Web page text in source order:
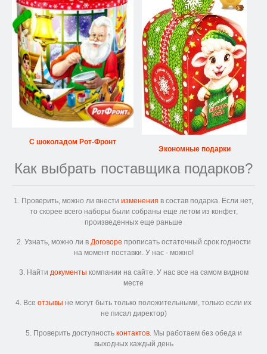
С шоколадом Рот-Фронт
Экономные подарки
Как выбрать поставщика подарков?
1. Проверить, можно ли внести изменения в состав подарка. Если нет,
то скорее всего наборы были собраны еще летом из конфет,
произведенных еще раньше
2. Узнать, можно ли в Договоре прописать остаточный срок годности
на момент поставки. У нас - можно!
3. Найти документы компании на сайте. У нас все на самом видном
месте
4. Все отзывы не могут быть только положительными, только если их
не писал директор)
5. Проверить доступность контактов. Мы работаем без обеда и
выходных каждый день